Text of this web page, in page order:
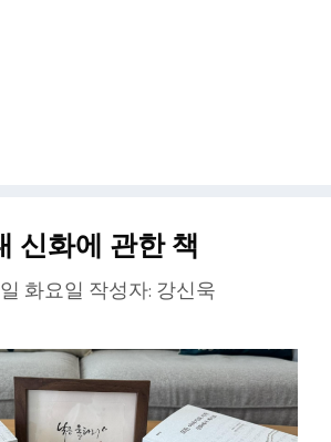
신화에 관한 책
화요일 작성자: 강신욱